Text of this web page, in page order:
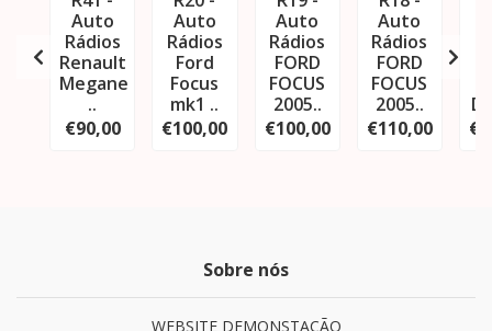
Auto
Rádios
Renault
Megane
..
€90,00
Auto
Rádios
Ford
Focus
mk1 ..
€100,00
Auto
Rádios
FORD
FOCUS
2005..
€100,00
Auto
Rádios
FORD
FOCUS
2005..
€110,00
Sobre nós
WEBSITE DEMONSTAÇÃO